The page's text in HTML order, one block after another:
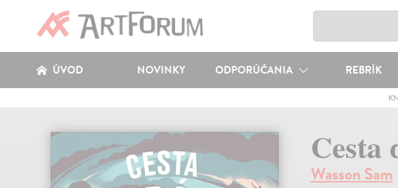
ÚVOD NOVINKY ODPORÚČANIA REBRÍK
Cesta
Wasson Sam